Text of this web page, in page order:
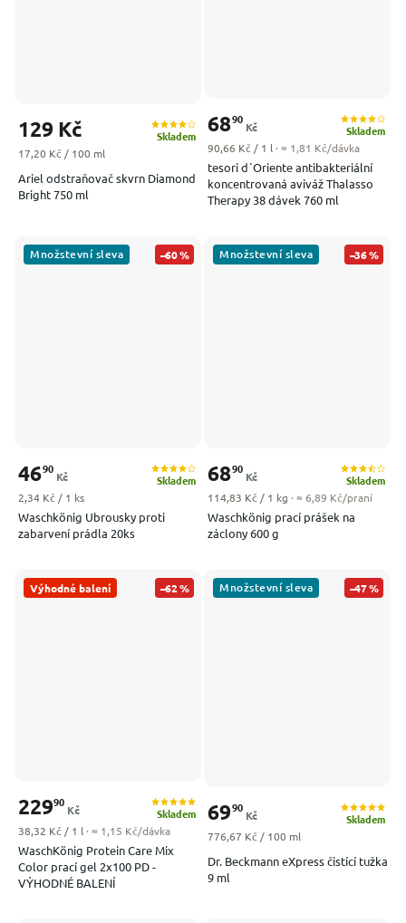
Ariel odstraňovač skvrn Diamond
Bright 750 ml
Skladem
129 Kč
Měrná cena:
17,20 Kč / 100 ml
tesori d´Oriente antibakteriální
koncentrovaná aviváž Thalasso
Therapy 38 dávek 760 ml
Skladem
6890
Kč
Měrná cena:
90,66 Kč / 1 l · ≈ 1,81 Kč/dávka
Množstevní sleva –60 %
Waschkönig Ubrousky proti
zabarvení prádla 20ks
Skladem
4690
Kč
Měrná cena:
2,34 Kč / 1 ks
Množstevní sleva –36 %
Waschkönig prací prášek na
záclony 600 g
Skladem
6890
Kč
Měrná cena:
114,83 Kč / 1 kg · ≈ 6,89 Kč/praní
Výhodné balení –62 %
WaschKönig Protein Care Mix
Color prací gel 2x100 PD -
VÝHODNÉ BALENÍ
Skladem
22990
Kč
Měrná cena:
38,32 Kč / 1 l · ≈ 1,15 Kč/dávka
Množstevní sleva –47 %
Dr. Beckmann eXpress čistící tužka
9 ml
Skladem
6990
Kč
Měrná cena:
776,67 Kč / 100 ml